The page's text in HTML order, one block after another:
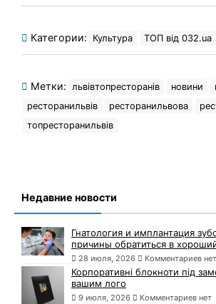
Категории: Культура ТОП від 032.ua
Метки: львівтопресторанів новини
ресторанильвів
ресторанильвова
топресторанильвів
Недавние новости
Гнатология и имплантация
причины обратиться в
28 июля, 2026 Комментариев нет
Корпоративні блокноти під
вашим лого
9 июля, 2026 Комментариев нет